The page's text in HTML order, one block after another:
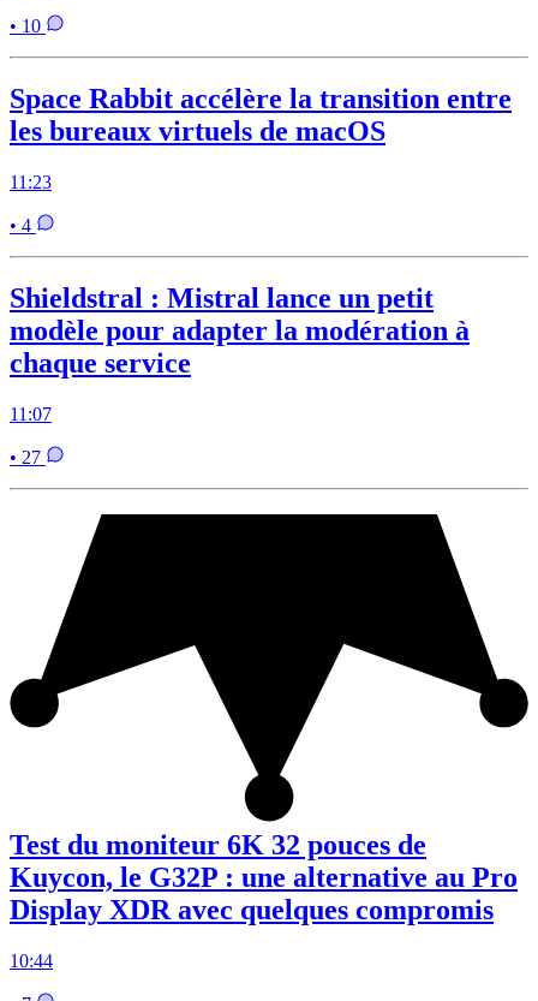
• 10
Space Rabbit accélère la transition entre
les bureaux virtuels de macOS
11:23
• 4
Shieldstral : Mistral lance un petit
modèle pour adapter la modération à
chaque service
11:07
• 27
Test du moniteur 6K 32 pouces de
Kuycon, le G32P : une alternative au Pro
Display XDR avec quelques compromis
10:44